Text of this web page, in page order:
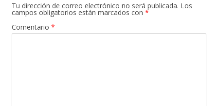
Tu dirección de correo electrónico no será publicada. Los
campos obligatorios están marcados con *
Comentario *